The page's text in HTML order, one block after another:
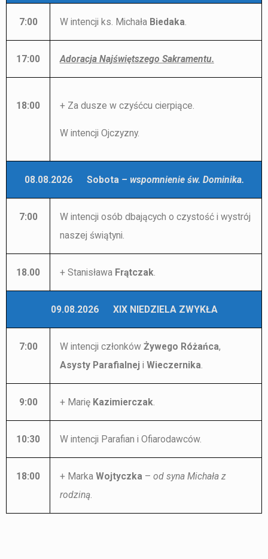
7:00 W intencji ks. Michała Biedaka.
17:00 Adoracja Najświętszego Sakramentu.
18:00 + Za dusze w czyśćcu cierpiące.
W intencji Ojczyzny.
08.08.2026 Sobota – wspomnienie św. Dominika.
7:00
W intencji osób dbających o czystość i wystrój
naszej świątyni.
18.00 + Stanisława Frątczak.
09.08.2026 XIX NIEDZIELA ZWYKŁA
7:00 W intencji członków Żywego Różańca,
Asysty Parafialnej i Wieczernika.
9:00 + Marię Kazimierczak.
10:30 W intencji Parafian i Ofiarodawców.
18:00 + Marka Wojtyczka– od syna Michała z
rodziną.